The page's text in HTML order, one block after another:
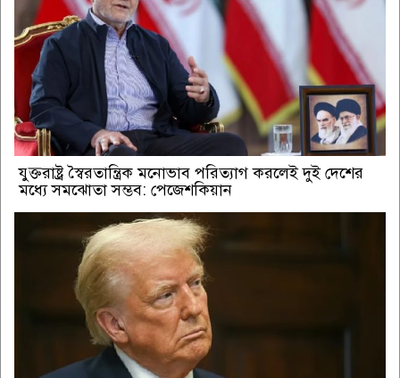
যুক্তরাষ্ট্র স্বৈরতান্ত্রিক মনোভাব পরিত্যাগ করলেই দুই দেশের
মধ্যে সমঝোতা সম্ভব: পেজেশকিয়ান